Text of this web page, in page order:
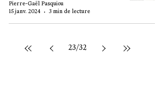
Pierre-Gaël Pasquiou
15 janv. 2024
3 min de lecture
23/32